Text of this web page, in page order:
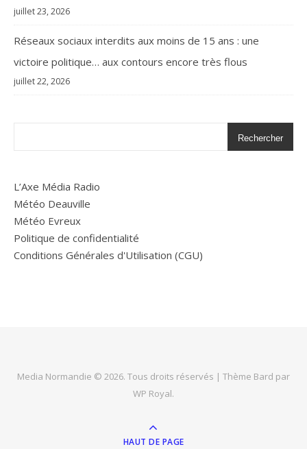
juillet 23, 2026
Réseaux sociaux interdits aux moins de 15 ans : une
victoire politique… aux contours encore très flous
juillet 22, 2026
Rechercher
L’Axe Média Radio
Météo Deauville
Météo Evreux
Politique de confidentialité
Conditions Générales d'Utilisation (CGU)
Media Normandie © 2026. Tous droits réservés | Thème Bard par
WP Royal.
HAUT DE PAGE